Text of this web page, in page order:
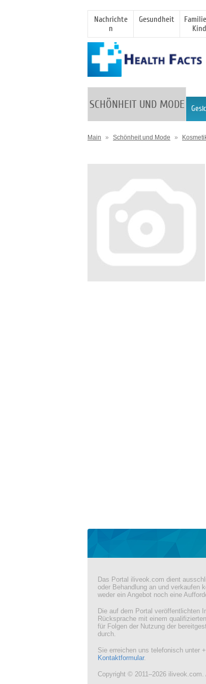
Nachrichte
n
Gesundheit
SCHÖNHEIT UND MODE
Main » Schönheit und Mode »
Das Portal iliveok.com dient
oder Behandlung an und verkaufen
weder ein Angebot noch eine
Die auf dem Portal veröffentlichten
Rücksprache mit einem
für Folgen der Nutzung der
durch.
Sie erreichen uns telefonisch unter
Kontaktformular.
Copyright © 2011–2026